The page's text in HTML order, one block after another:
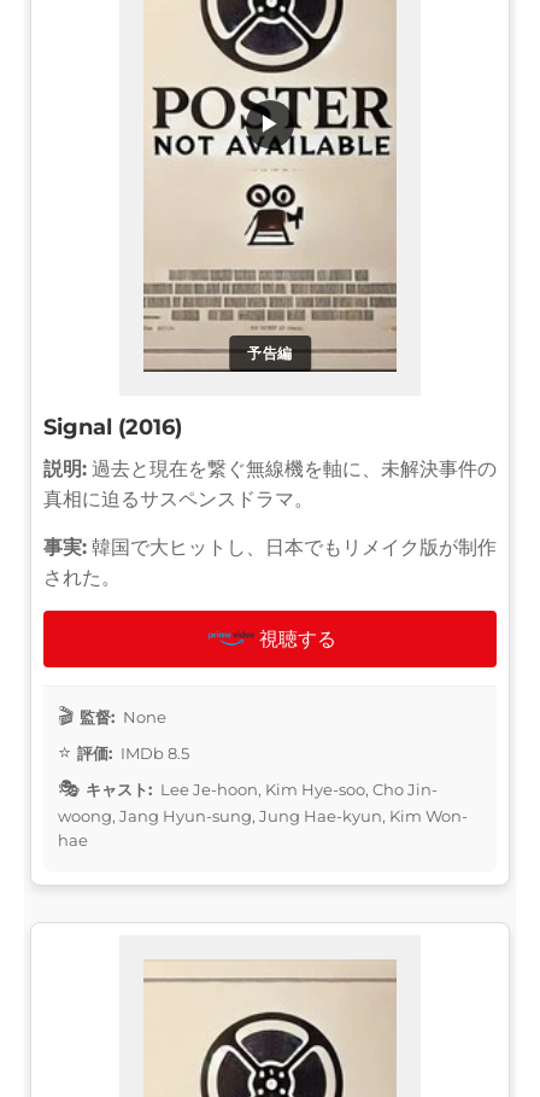
予告編
▶
Signal (2016)
説明: 過去と現在を繋ぐ無線機を軸に、未解決事件の
真相に迫るサスペンスドラマ。
事実: 韓国で大ヒットし、日本でもリメイク版が制作
された。
視聴する
監督: None
評価: IMDb 8.5
キャスト: Lee Je-hoon, Kim Hye-soo, Cho Jin-
woong, Jang Hyun-sung, Jung Hae-kyun, Kim Won-
hae